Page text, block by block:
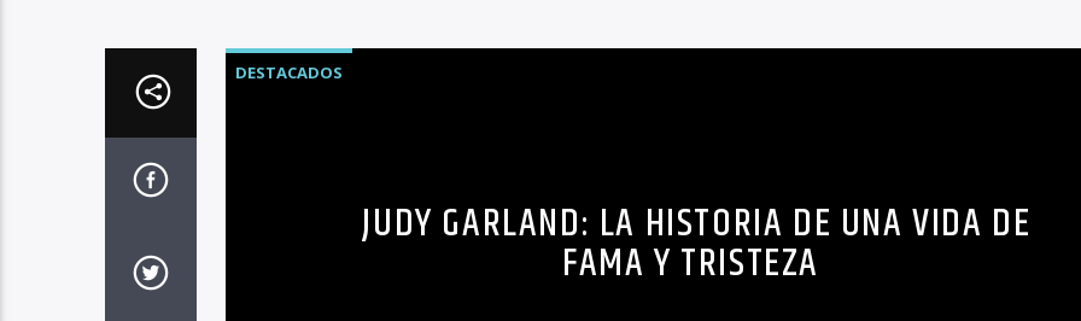
DESTACADOS
JUDY GARLAND: LA HISTORIA DE UNA VIDA DE
FAMA Y TRISTEZA